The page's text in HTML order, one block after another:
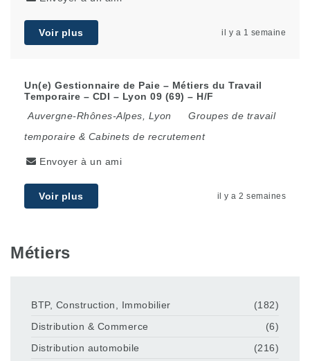
Voir plus il y a 1 semaine
Un(e) Gestionnaire de Paie – Métiers du Travail
Temporaire – CDI – Lyon 09 (69) – H/F
Auvergne-Rhônes-Alpes
Lyon
Groupes de travail
temporaire & Cabinets de recrutement
Envoyer à un ami
Voir plus il y a 2 semaines
Métiers
BTP, Construction, Immobilier
(182)
Distribution & Commerce
(6)
Distribution automobile
(216)